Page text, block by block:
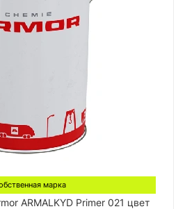
марка
ARMALKYD Primer 021 цвет